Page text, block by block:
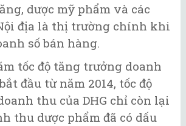
dược mỹ phẩm và các
địa là thị trường chính khi
số bán hàng.
tốc độ tăng trưởng doanh
đầu từ năm 2014, tốc độ
thu của DHG chỉ còn lại
thu dược phẩm đã có dấu